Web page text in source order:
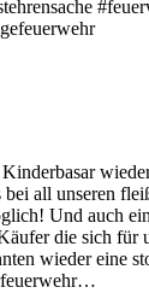
all unseren
Und auch
die sich für
wieder eine